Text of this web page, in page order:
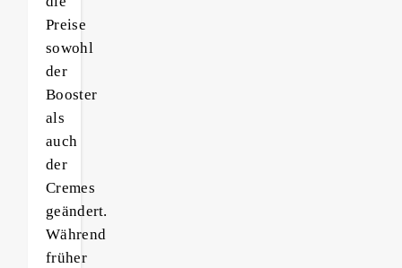
Preise
sowohl
der
Booster
als
auch
der
Cremes
geändert.
Während
früher